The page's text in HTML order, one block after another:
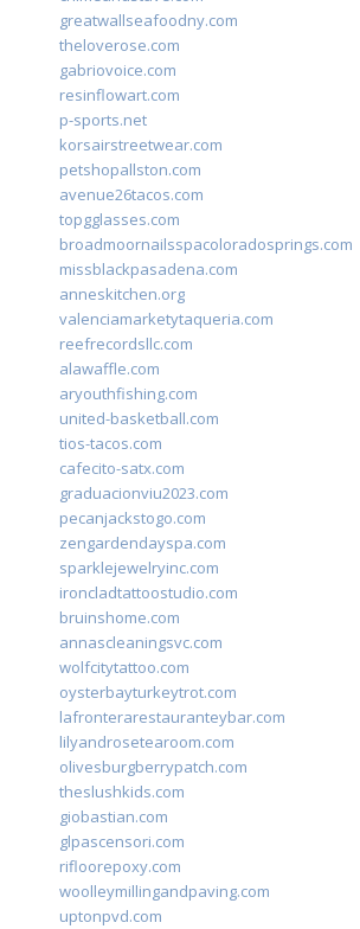
greatwallseafoodny.com
theloverose.com
gabriovoice.com
resinflowart.com
p-sports.net
korsairstreetwear.com
petshopallston.com
avenue26tacos.com
topgglasses.com
broadmoornailsspacoloradosprings.com
missblackpasadena.com
anneskitchen.org
valenciamarketytaqueria.com
reefrecordsllc.com
alawaffle.com
aryouthfishing.com
united-basketball.com
tios-tacos.com
cafecito-satx.com
graduacionviu2023.com
pecanjackstogo.com
zengardendayspa.com
sparklejewelryinc.com
ironcladtattoostudio.com
bruinshome.com
annascleaningsvc.com
wolfcitytattoo.com
oysterbayturkeytrot.com
lafronterarestauranteybar.com
lilyandrosetearoom.com
olivesburgberrypatch.com
theslushkids.com
giobastian.com
glpascensori.com
rifloorepoxy.com
woolleymillingandpaving.com
uptonpvd.com